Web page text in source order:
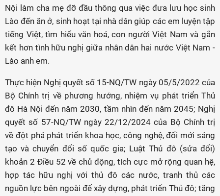
Nội làm cha mẹ đỡ đầu thông qua việc đưa lưu học sinh
Lào đến ăn ở, sinh hoạt tại nhà dân giúp các em luyện tập
tiếng Việt, tìm hiểu văn hoá, con người Việt Nam và gắn
kết hơn tình hữu nghị giữa nhân dân hai nước Việt Nam -
Lào anh em.
Thực hiện Nghị quyết số 15-NQ/TW ngày 05/5/2022 của
Bộ Chính trị về phương hướng, nhiệm vụ phát triển Thủ
đô Hà Nội đến năm 2030, tầm nhìn đến năm 2045; Nghị
quyết số 57-NQ/TW ngày 22/12/2024 của Bộ Chính trị
về đột phá phát triển khoa học, công nghệ, đổi mới sáng
tạo và chuyển đổi số quốc gia; Luật Thủ đô (sửa đổi)
khoản 2 Điều 52 về chủ động, tích cực mở rộng quan hệ,
hợp tác hữu nghị với thủ đô các nước, tranh thủ các
nguồn lực bên ngoài để xây dựng, phát triển Thủ đô; tăng